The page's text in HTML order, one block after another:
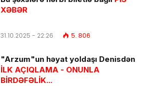
XƏBƏR
31.10.2025 - 22:26 5. 806
"Arzum"un həyat yoldaşı Denisdən
İLK AÇIQLAMA - ONUNLA
BİRDƏFƏLİK...